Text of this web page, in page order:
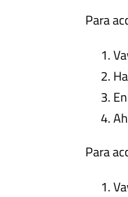
Para
En
Para